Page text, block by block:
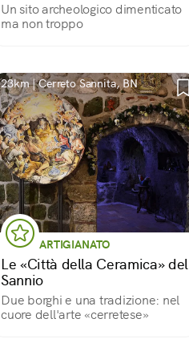
Un sito archeologico dimenticato
ma non troppo
23km | Cerreto Sannita, BN
ARTIGIANATO
Le «Città della Ceramica» del
Sannio
Due borghi e una tradizione: nel
cuore dell'arte «cerretese»